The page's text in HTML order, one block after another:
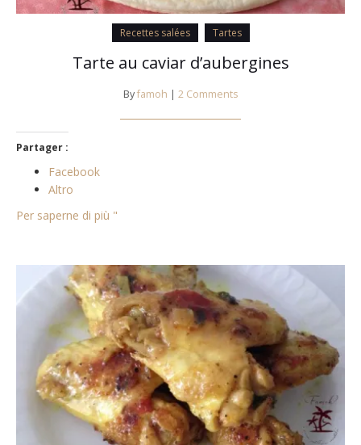
Recettes salées Tartes
Tarte au caviar d’aubergines
Byfamoh | 2 Comments
Partager :
Facebook
Altro
Per saperne di più "